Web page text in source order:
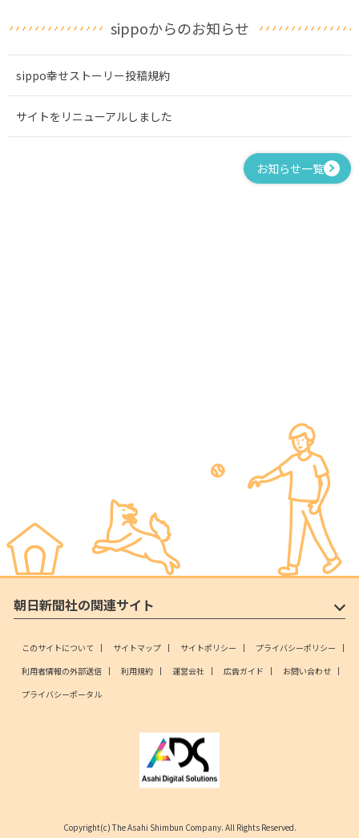
sippoからのお知らせ
sippo幸せストーリー投稿規約
サイトをリニューアルしました
お知らせ一覧
朝日新聞社の関連サイト
このサイトについて サイトマップ サイトポリシー
プライバシーポリシー
利用者情報の外部送信
利用規約 運営会社 広告ガイド
お問い合わせ
プライバシーポータル
Copyright(c) The Asahi Shimbun Company. All Rights Reserved.